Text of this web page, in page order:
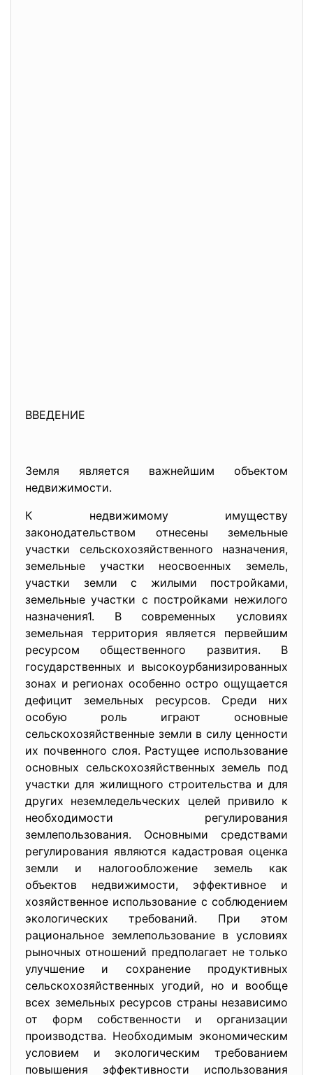
ВВЕДЕНИЕ
Земля является важнейшим объектом
недвижимости.
К недвижимому имуществу
законодательством отнесены земельные
участки сельскохозяйственного назначения,
земельные участки неосвоенных земель,
участки земли с жилыми постройками,
земельные участки с постройками нежилого
назначения1. В современных условиях
земельная территория является первейшим
ресурсом общественного развития. В
государственных и высокоурбанизированных
зонах и регионах особенно остро ощущается
дефицит земельных ресурсов. Среди них
особую роль играют основные
сельскохозяйственные земли в силу ценности
их почвенного слоя. Растущее использование
основных сельскохозяйственных земель под
участки для жилищного строительства и для
других неземледельческих целей привило к
необходимости регулирования
землепользования. Основными средствами
регулирования являются кадастровая оценка
земли и налогообложение земель как
объектов недвижимости, эффективное и
хозяйственное использование с соблюдением
экологических требований. При этом
рациональное землепользование в условиях
рыночных отношений предполагает не только
улучшение и сохранение продуктивных
сельскохозяйственных угодий, но и вообще
всех земельных ресурсов страны независимо
от форм собственности и организации
производства. Необходимым экономическим
условием и экологическим требованием
повышения эффективности использования